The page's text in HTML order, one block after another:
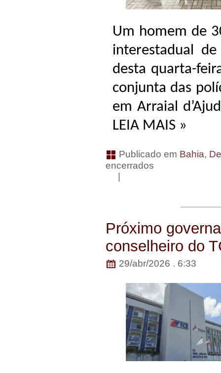
Um homem de
interestadual
desta quarta-
conjunta das
em Arraial
LEIA MAIS »
Publicado em Bahia,
encerrados
Próximo
conselheiro do
29/abr/2026 . 6:33